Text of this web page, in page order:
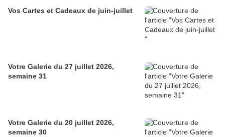
Vos Cartes et Cadeaux de juin-juillet
Votre Galerie du 27 juillet 2026,
semaine 31
Votre Galerie du 20 juillet 2026,
semaine 30